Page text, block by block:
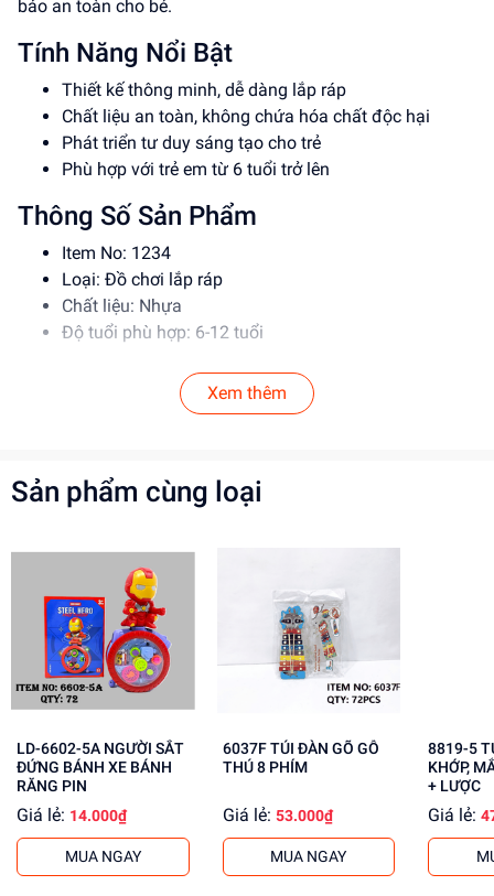
bảo an toàn cho bé.
Tính Năng Nổi Bật
Thiết kế thông minh, dễ dàng lắp ráp
Chất liệu an toàn, không chứa hóa chất độc hại
Phát triển tư duy sáng tạo cho trẻ
Phù hợp với trẻ em từ 6 tuổi trở lên
Thông Số Sản Phẩm
Item No: 1234
Loại: Đồ chơi lắp ráp
Chất liệu: Nhựa
Độ tuổi phù hợp: 6-12 tuổi
Hướng Dẫn Sử Dụng
Đọc kỹ hướng dẫn trước khi sử dụng
Lợi Ích Phát Triển
Phát triển tư duy sáng tạo
Rèn luyện kỹ năng giải quyết vấn đề
Tăng cường khả năng phối hợp tay mắt
Mua ngay tạidochoitinphat.com
, chúng tôi cung cấp giá sỉ
cho khách buôn. Liên hệ với chúng tôi để biết thêm thông
tin!
Xem thêm
Sản phẩm cùng loại
LD-6602-5A NGƯỜI SẮT
ĐỨNG BÁNH XE BÁNH
RĂNG PIN
Giá lẻ: 14.000₫
MUA NGAY
6037F TÚI ĐÀN GÕ GỖ
THÚ 8 PHÍM
Giá lẻ: 53.000₫
MUA NGAY
8819-5 TÚI BABY 1C
KHỚP,
+ LƯỢC
Giá lẻ: